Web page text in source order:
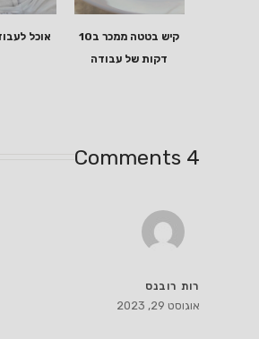
אוכל
קיש בטטה ממכר ב10
דקות של עבודה
4 Comments
רות רובנס
אוגוסט 29, 2023